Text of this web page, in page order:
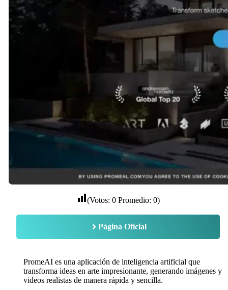
(Votos: 0Promedio: 0)
Página Oficial
PromeAI es una aplicación de inteligencia artificial que
transforma ideas en arte impresionante, generando imágenes y
videos realistas de manera rápida y sencilla.